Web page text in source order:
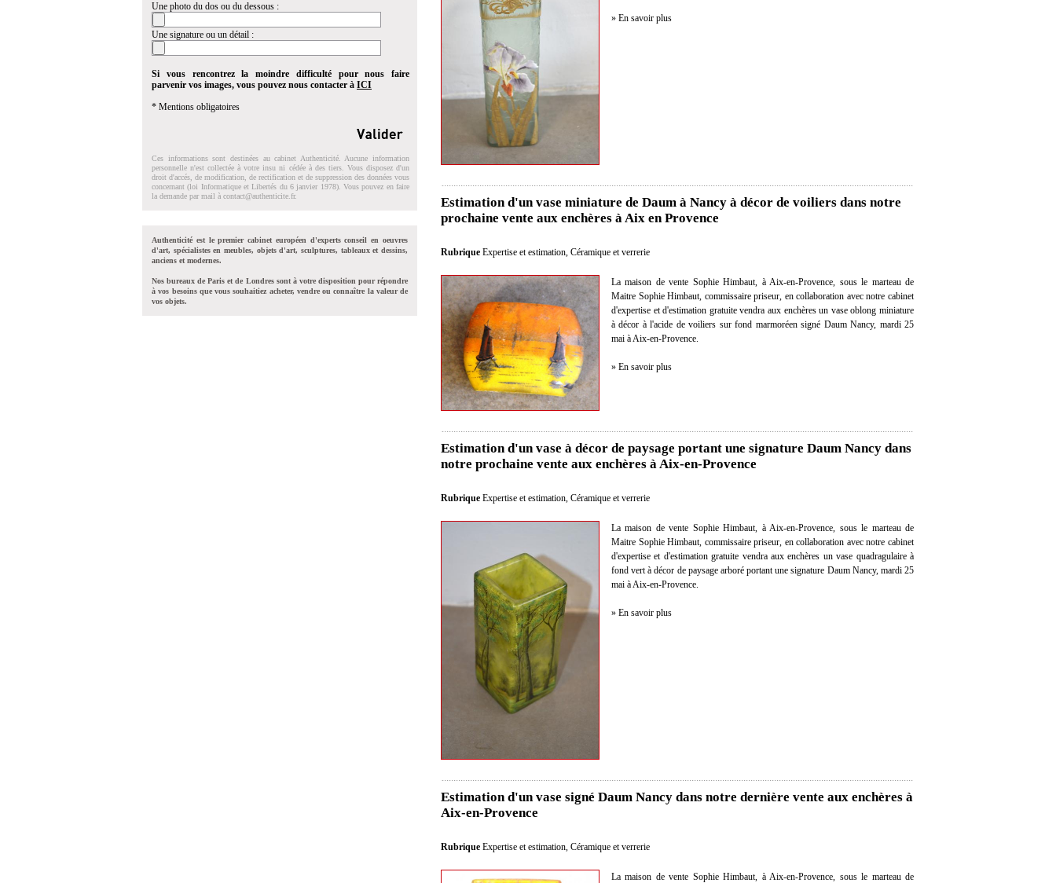
Une photo du dos ou du dessous :
Une signature ou un détail :
Si vous rencontrez la moindre difficulté pour nous faire
parvenir vos images, vous pouvez nous contacter à ICI
* Mentions obligatoires
Ces informations sont destinées au cabinet Authenticité. Aucune information
personnelle n'est collectée à votre insu ni cédée à des tiers. Vous disposez d'un
droit d'accés, de modification, de rectification et de suppression des données vous
concernant (loi Informatique et Libertés du 6 janvier 1978). Vous pouvez en faire
la demande par mail à contact@authenticite.fr.
Authenticité est le premier cabinet européen d'experts conseil en oeuvres
d'art, spécialistes en meubles, objets d'art, sculptures, tableaux et dessins,
anciens et modernes.
Nos bureaux de Paris et de Londres sont à votre disposition pour répondre
à vos besoins que vous souhaitiez acheter, vendre ou connaître la valeur de
vos objets.
» En savoir plus
Estimation d'un vase miniature de Daum à Nancy à décor de voiliers dans notre
prochaine vente aux enchères à Aix en Provence
Rubrique Expertise et estimation, Céramique et verrerie
La maison de vente Sophie Himbaut, à Aix-en-Provence, sous le marteau de
Maitre Sophie Himbaut, commissaire priseur, en collaboration avec notre cabinet
d'expertise et d'estimation gratuite vendra aux enchères un vase oblong miniature
à décor à l'acide de voiliers sur fond marmoréen signé Daum Nancy, mardi 25
mai à Aix-en-Provence.
» En savoir plus
Estimation d'un vase à décor de paysage portant une signature Daum Nancy dans
notre prochaine vente aux enchères à Aix-en-Provence
Rubrique Expertise et estimation, Céramique et verrerie
La maison de vente Sophie Himbaut, à Aix-en-Provence, sous le marteau de
Maitre Sophie Himbaut, commissaire priseur, en collaboration avec notre cabinet
d'expertise et d'estimation gratuite vendra aux enchères un vase quadragulaire à
fond vert à décor de paysage arboré portant une signature Daum Nancy, mardi 25
mai à Aix-en-Provence.
» En savoir plus
Estimation d'un vase signé Daum Nancy dans notre dernière vente aux enchères à
Aix-en-Provence
Rubrique Expertise et estimation Céramique et verrerie
La maison de vente Sophie Himbaut, à Aix-en-Provence, sous le marteau de